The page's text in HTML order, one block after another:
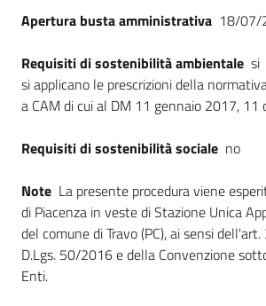
Apertura busta amministrativa 18/07/
Requisiti di sostenibilità ambientale si
si applicano le prescrizioni della
a CAM di cui al DM 11 gennaio 2017,
Requisiti di sostenibilità sociale no
Note La presente procedura viene
di Piacenza in veste di Stazione Unica
del comune di Travo (PC), ai sensi
D.Lgs. 50/2016 e della Convenzione
Enti.